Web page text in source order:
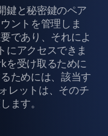
鍵と秘密鍵のペア
ントを管理しま
であり、それによ
アクセスできま
受け取るために
ためには、該当す
レットは、そのチ
ます。